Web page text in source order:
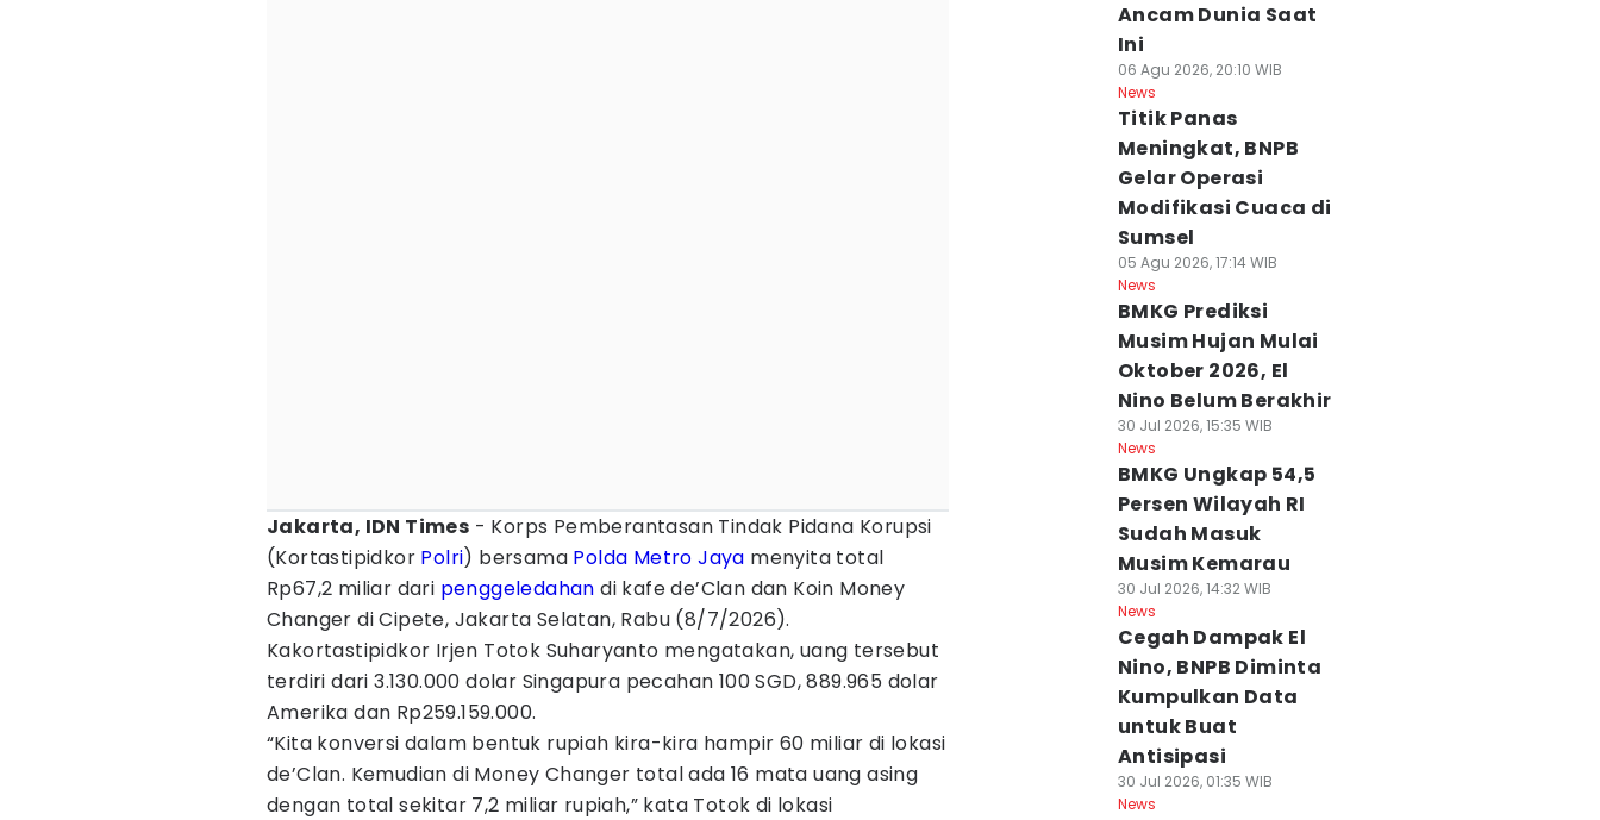
Jakarta, IDN Times - Korps Pemberantasan Tindak Pidana Korupsi
(Kortastipidkor Polri) bersama Polda Metro Jaya menyita total
Rp67,2 miliar dari penggeledahan di kafe de’Clan dan Koin Money
Changer di Cipete, Jakarta Selatan, Rabu (8/7/2026).
Kakortastipidkor Irjen Totok Suharyanto mengatakan, uang tersebut
terdiri dari 3.130.000 dolar Singapura pecahan 100 SGD, 889.965 dolar
Amerika dan Rp259.159.000.
“Kita konversi dalam bentuk rupiah kira-kira hampir 60 miliar di lokasi
de’Clan. Kemudian di Money Changer total ada 16 mata uang asing
dengan total sekitar 7,2 miliar rupiah,” kata Totok di lokasi
Ancam Dunia Saat
Ini
06 Agu 2026, 20:10 WIB
News
Titik Panas
Meningkat, BNPB
Gelar Operasi
Modifikasi Cuaca di
Sumsel
05 Agu 2026, 17:14 WIB
News
BMKG Prediksi
Musim Hujan Mulai
Oktober 2026, El
Nino Belum Berakhir
30 Jul 2026, 15:35 WIB
News
BMKG Ungkap 54,5
Persen Wilayah RI
Sudah Masuk
Musim Kemarau
30 Jul 2026, 14:32 WIB
News
Cegah Dampak El
Nino, BNPB Diminta
Kumpulkan Data
untuk Buat
Antisipasi
30 Jul 2026, 01:35 WIB
News